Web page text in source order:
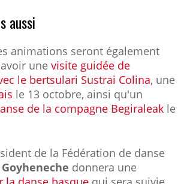
aussi
animations seront également
une visite guidée de
le bertsulari Sustrai Colina, une
le 13 octobre, ainsi qu'un
de la compagne Begiraleak le
de la Fédération de danse
donnera une